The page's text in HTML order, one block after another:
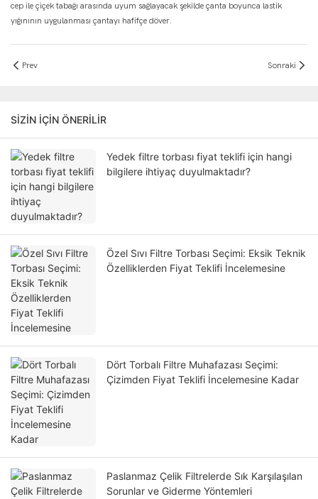
cep ile çiçek tabağı arasında uyum sağlayacak şekilde çanta boyunca lastik
yığınının uygulanması çantayı hafifçe döver.
Prev Sonraki
SIZIN IÇIN ÖNERILIR
Yedek filtre torbası fiyat teklifi için hangi
bilgilere ihtiyaç duyulmaktadır?
Özel Sıvı Filtre Torbası Seçimi: Eksik Teknik
Özelliklerden Fiyat Teklifi İncelemesine
Dört Torbalı Filtre Muhafazası Seçimi:
Çizimden Fiyat Teklifi İncelemesine Kadar
Paslanmaz Çelik Filtrelerde Sık Karşılaşılan
Sorunlar ve Giderme Yöntemleri